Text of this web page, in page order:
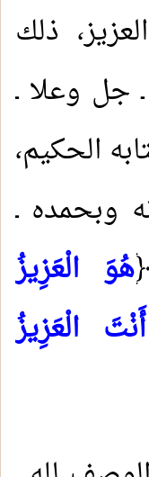
ذلك
جل وعلا ـ
الحكيم،
وبحمده ـ
هُوَ الْعَزِيزُ
الْعَزِيزُ